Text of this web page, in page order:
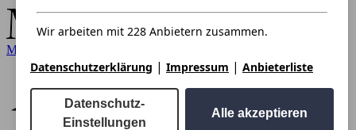
Mercedes-Benz
Wir arbeiten mit 228 Anbietern zusammen.
Datenschutzerklärung | Impressum | Anbieterliste
Datenschutz-
Einstellungen
Alle akzeptieren